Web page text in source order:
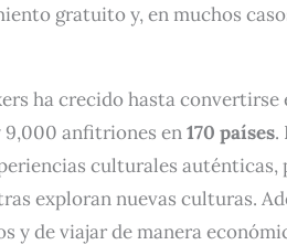
gratuito y, en muchos
ha crecido hasta convertirse
9,000 anfitriones en170 países.
culturales auténticas,
exploran nuevas culturas.
y de viajar de manera